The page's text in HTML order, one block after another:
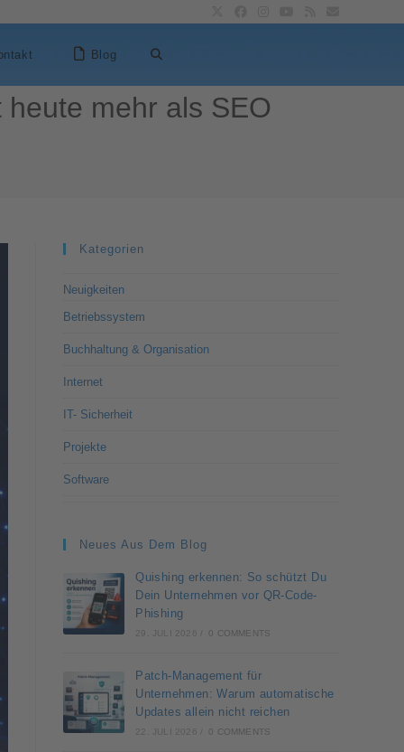
Blog
mehr als SEO
Kategorien
Neuigkeiten
Betriebssystem
Buchhaltung & Organisation
Internet
IT- Sicherheit
Projekte
Software
Neues Aus Dem Blog
Quishing erkennen: So schützt Du
Dein Unternehmen vor QR-Code-
Phishing
29. JULI 2026 0 COMMENTS
Patch-Management für
Unternehmen: Warum automatische
Updates allein nicht reichen
22. JULI 2026 0 COMMENTS